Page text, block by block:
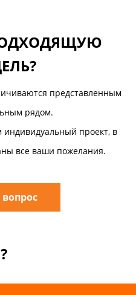
представленным
рядом.
проект, в
все ваши пожелания.